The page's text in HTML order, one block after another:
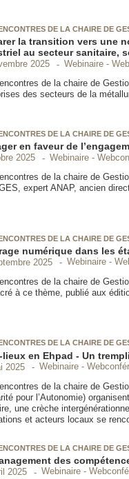
DE LA CHAIRE DE
la transition vers une
au secteur sanitaire,
2025
Webinaire -
de la chaire de
des secteurs de la
DE LA CHAIRE DE
en faveur de
2025
Webinaire -
de la chaire de
expert ANAP, ancien
DE LA CHAIRE DE
numérique dans les
2025
Webinaire -
de la chaire de
à ce thème, publié aux
DE LA CHAIRE DE
lieux en Ehpad - Un
2025
Webinaire -
de la chaire de
pour l’Autonomie)
une crèche
et acteurs locaux se
DE LA CHAIRE DE
des
2025
Webinaire -